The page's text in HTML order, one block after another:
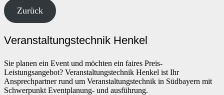
Zurück
Veranstaltungstechnik Henkel
Sie planen ein Event und möchten ein faires Preis-
Leistungsangebot? Veranstaltungstechnik Henkel ist Ihr
Ansprechpartner rund um Veranstaltungstechnik in Südbayern mit
Schwerpunkt Eventplanung- und ausführung.